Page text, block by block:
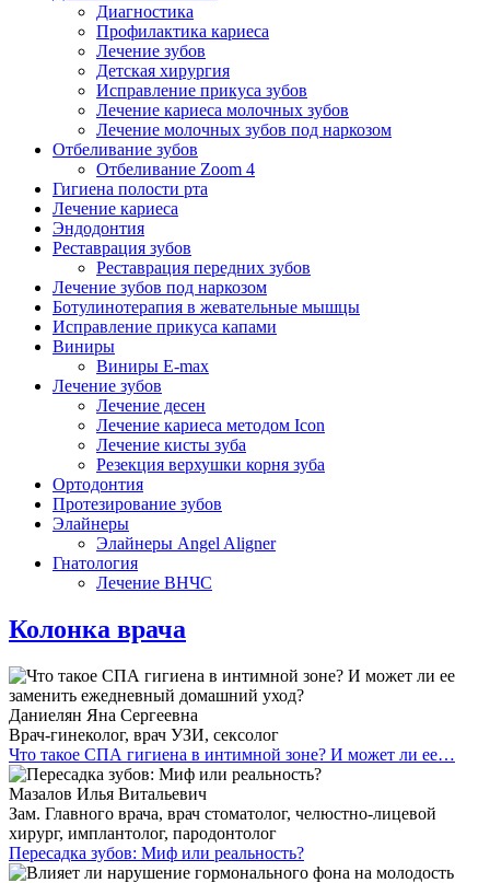
Диагностика
Профилактика кариеса
Лечение зубов
Детская хирургия
Исправление прикуса зубов
Лечение кариеса молочных зубов
Лечение молочных зубов под наркозом
Отбеливание зубов
Отбеливание Zoom 4
Гигиена полости рта
Лечение кариеса
Эндодонтия
Реставрация зубов
Реставрация передних зубов
Лечение зубов под наркозом
Ботулинотерапия в жевательные мышцы
Исправление прикуса капами
Виниры
Виниры E-max
Лечение зубов
Лечение десен
Лечение кариеса методом Icon
Лечение кисты зуба
Резекция верхушки корня зуба
Ортодонтия
Протезирование зубов
Элайнеры
Элайнеры Angel Aligner
Гнатология
Лечение ВНЧС
Колонка врача
Даниелян Яна Сергеевна
Врач-гинеколог, врач УЗИ, сексолог
Что такое СПА гигиена в интимной зоне? И может ли ее…
Мазалов Илья Витальевич
Зам. Главного врача, врач стоматолог, челюстно-лицевой
хирург, имплантолог, пародонтолог
Пересадка зубов: Миф или реальность?